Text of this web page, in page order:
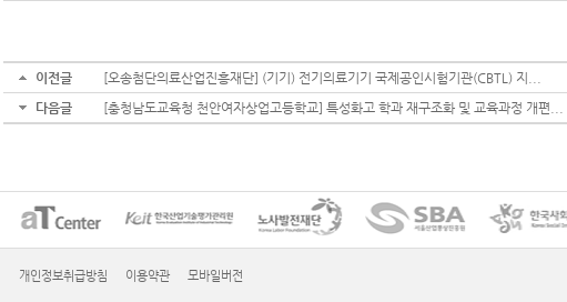
이전글
[오송첨단의료산업진흥재단] (기기) 전기의료기기 국제공인시험기관(CBTL) 지...
다음글
[충청남도교육청 천안여자상업고등학교] 특성화고 학과 재구조화 및 교육과정 개편...
개인정보취급방침 이용약관 모바일버전